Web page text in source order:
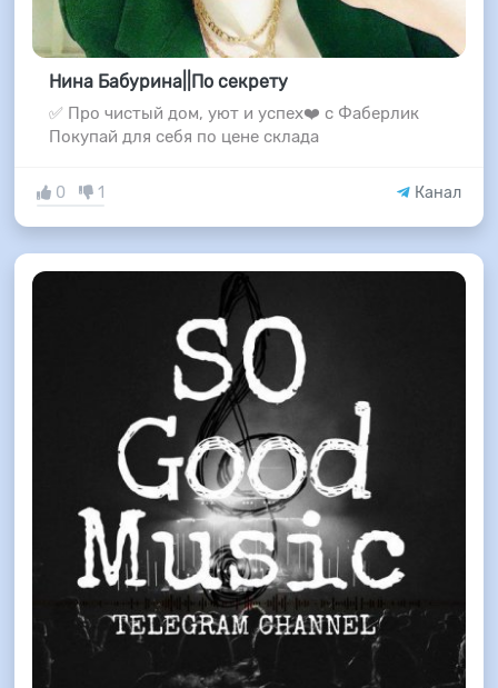
Нина Бабурина||По секрету
✅ Про чистый дом, уют и успех❤️ с Фаберлик
Покупай для себя по цене склада
0 1 Канал